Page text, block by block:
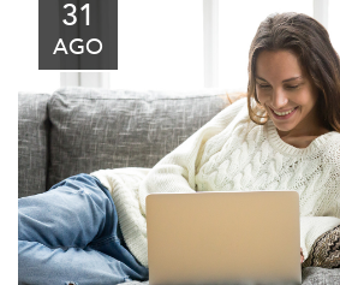
31
AGO